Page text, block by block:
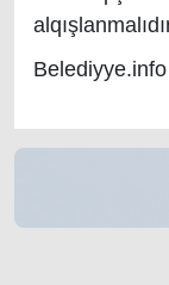
Belediyye.info